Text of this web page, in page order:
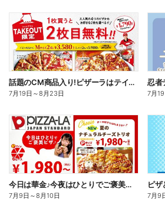
話題のCM商品入り!ピザーラはテイクアウトがお得!2枚目無料
7月19日 ～8月23日 7月19
今日は華金♪今夜はひとりでご褒美ピザ!ピザーラトリオ
7月9日 ～8月10日 7月9